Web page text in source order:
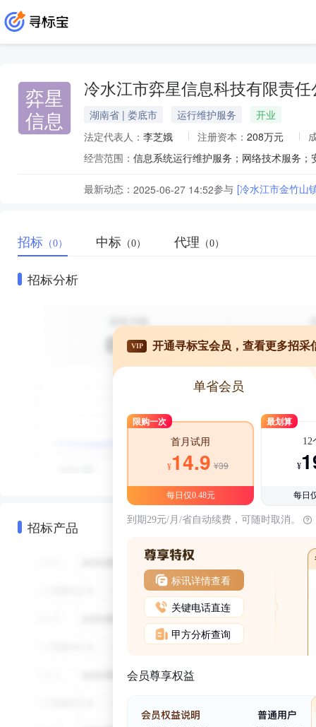
弈星
信息
冷水江市弈星信息科技有限责任
湖南省 | 娄底市 运行维护服务
开业
法定代表人： 李芝娥 注册资本： 208万元
经营范围：
最新动态： 2025-06-27 14:52参与 [冷水江市金竹山
招标 （0） 中标 （0） 代理 （0）
招标分析
招标产品
VIP 开通寻标宝会员，查看更多招采
单省会员
限购一次
首月试用
¥14.9 ¥39
每日仅0.48元
最划算
12
¥
每日
到期29元/月/省自动续费，可随时取消。
标讯详情查看
关键电话直连
甲方分析查询
会员尊享权益